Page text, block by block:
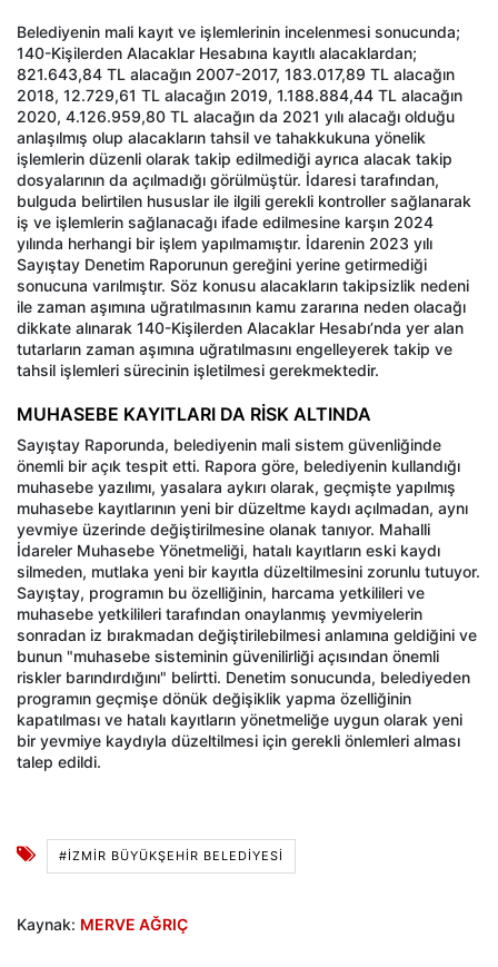
Belediyenin mali kayıt ve işlemlerinin incelenmesi sonucunda;
140-Kişilerden Alacaklar Hesabına kayıtlı alacaklardan;
821.643,84 TL alacağın 2007-2017, 183.017,89 TL alacağın
2018, 12.729,61 TL alacağın 2019, 1.188.884,44 TL alacağın
2020, 4.126.959,80 TL alacağın da 2021 yılı alacağı olduğu
anlaşılmış olup alacakların tahsil ve tahakkukuna yönelik
işlemlerin düzenli olarak takip edilmediği ayrıca alacak takip
dosyalarının da açılmadığı görülmüştür. İdaresi tarafından,
bulguda belirtilen hususlar ile ilgili gerekli kontroller sağlanarak
iş ve işlemlerin sağlanacağı ifade edilmesine karşın 2024
yılında herhangi bir işlem yapılmamıştır. İdarenin 2023 yılı
Sayıştay Denetim Raporunun gereğini yerine getirmediği
sonucuna varılmıştır. Söz konusu alacakların takipsizlik nedeni
ile zaman aşımına uğratılmasının kamu zararına neden olacağı
dikkate alınarak 140-Kişilerden Alacaklar Hesabı’nda yer alan
tutarların zaman aşımına uğratılmasını engelleyerek takip ve
tahsil işlemleri sürecinin işletilmesi gerekmektedir.
MUHASEBE KAYITLARI DA RİSK ALTINDA
Sayıştay Raporunda, belediyenin mali sistem güvenliğinde
önemli bir açık tespit etti. Rapora göre, belediyenin kullandığı
muhasebe yazılımı, yasalara aykırı olarak, geçmişte yapılmış
muhasebe kayıtlarının yeni bir düzeltme kaydı açılmadan, aynı
yevmiye üzerinde değiştirilmesine olanak tanıyor. Mahalli
İdareler Muhasebe Yönetmeliği, hatalı kayıtların eski kaydı
silmeden, mutlaka yeni bir kayıtla düzeltilmesini zorunlu tutuyor.
Sayıştay, programın bu özelliğinin, harcama yetkilileri ve
muhasebe yetkilileri tarafından onaylanmış yevmiyelerin
sonradan iz bırakmadan değiştirilebilmesi anlamına geldiğini ve
bunun "muhasebe sisteminin güvenilirliği açısından önemli
riskler barındırdığını" belirtti. Denetim sonucunda, belediyeden
programın geçmişe dönük değişiklik yapma özelliğinin
kapatılması ve hatalı kayıtların yönetmeliğe uygun olarak yeni
bir yevmiye kaydıyla düzeltilmesi için gerekli önlemleri alması
talep edildi.
#İZMIR BÜYÜKŞEHIR BELEDIYESI
Kaynak: MERVE AĞRIÇ